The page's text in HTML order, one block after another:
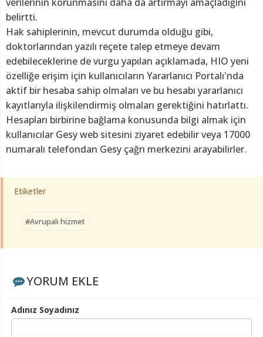
belirtti.
Hak sahiplerinin, mevcut durumda olduğu gibi,
doktorlarından yazılı reçete talep etmeye devam
edebileceklerine de vurgu yapılan açıklamada, HIO yeni
özelliğe erişim için kullanıcıların Yararlanıcı Portalı'nda
aktif bir hesaba sahip olmaları ve bu hesabı yararlanıcı
kayıtlarıyla ilişkilendirmiş olmaları gerektiğini hatırlattı.
Hesapları birbirine bağlama konusunda bilgi almak için
kullanıcılar Gesy web sitesini ziyaret edebilir veya 17000
numaralı telefondan Gesy çağrı merkezini arayabilirler.
Etiketler
#Avrupalı hizmet
YORUM EKLE
Adınız Soyadınız